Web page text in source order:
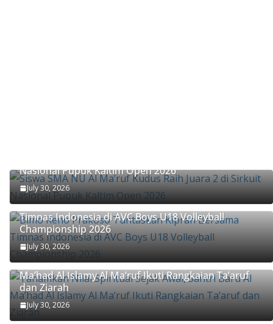
July 30, 2026
Bimo Reno Prakoso Tuntaskan Kiprah Bersama
Timnas Indonesia di AVC Boys U18 Volleyball
Championship 2026
July 30, 2026
Tanamkan Nilai Spiritual Sejak Awal, Santri Baru Al
Ma’had Al Islamy Al Ma’ruf Ikuti Rangkaian Ta’aruf
dan Ziarah
July 30, 2026
Tim Voli Putra SMA NU Al Ma’ruf Kudus Raih Juara
Harapan 1 di Rektor UPGRIS Cup IV Se-Jawa Tengah